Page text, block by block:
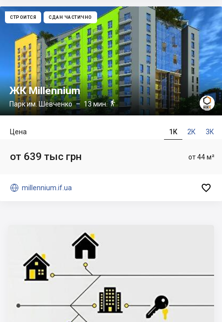
СТРОИТСЯ СДАН ЧАСТИЧНО
ЖК Millennium
Парк им. Шевченко – 13 мин.
1К 2К 3К
Цена
от 44 м²
от 639 тыс грн
 millennium.if.ua 